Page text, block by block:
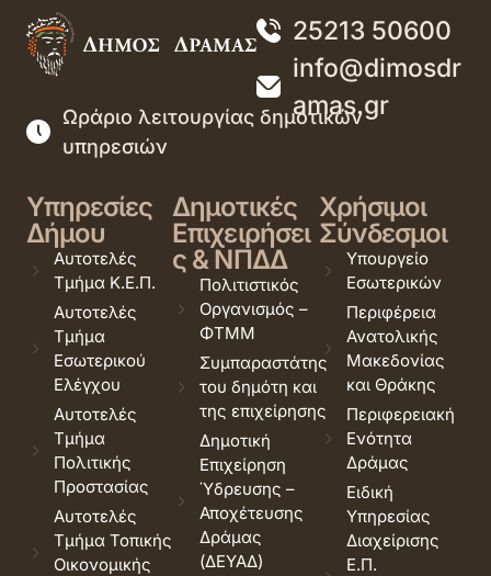
25213 50600
info@dimosdr
amas.gr
Ωράριο λειτουργίας δημοτικών
υπηρεσιών
Υπηρεσίες
Δήμου
Αυτοτελές
Τμήμα Κ.Ε.Π.
Αυτοτελές
Τμήμα
Εσωτερικού
Ελέγχου
Αυτοτελές
Τμήμα
Πολιτικής
Προστασίας
Αυτοτελές
Τμήμα Τοπικής
Οικονομικής
Δημοτικές
Επιχειρήσει
ς & ΝΠΔΔ
Πολιτιστικός
Οργανισμός –
ΦΤΜΜ
Συμπαραστάτης
του δημότη και
της επιχείρησης
Δημοτική
Επιχείρηση
Ύδρευσης –
Αποχέτευσης
Δράμας
(ΔΕΥΑΔ)
Χρήσιμοι
Σύνδεσμοι
Υπουργείο
Εσωτερικών
Περιφέρεια
Ανατολικής
Μακεδονίας
και Θράκης
Περιφερειακή
Ενότητα
Δράμας
Ειδική
Υπηρεσίας
Διαχείρισης
Ε.Π.